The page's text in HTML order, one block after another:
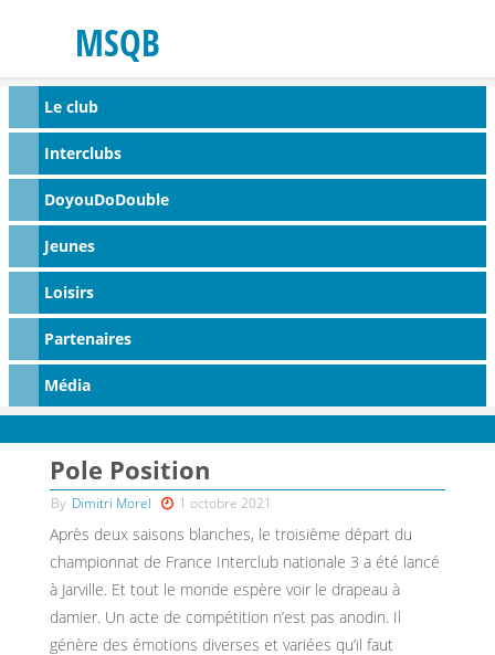
MSQB
Le club
Interclubs
DoyouDoDouble
Jeunes
Loisirs
Partenaires
Média
Pole Position
By Dimitri Morel 1 octobre 2021
Après deux saisons blanches, le troisième départ du
championnat de France Interclub nationale 3 a été lancé
à Jarville. Et tout le monde espère voir le drapeau à
damier. Un acte de compétition n’est pas anodin. Il
génère des émotions diverses et variées qu’il faut